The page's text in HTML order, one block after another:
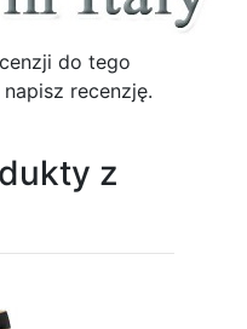
do tego
recenzję.
z